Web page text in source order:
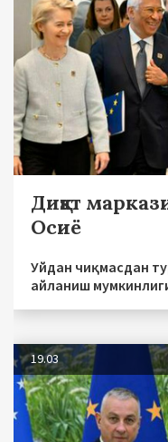
Диққат
Осиё
Уйдан чиқмасдан
айланиш
19.03